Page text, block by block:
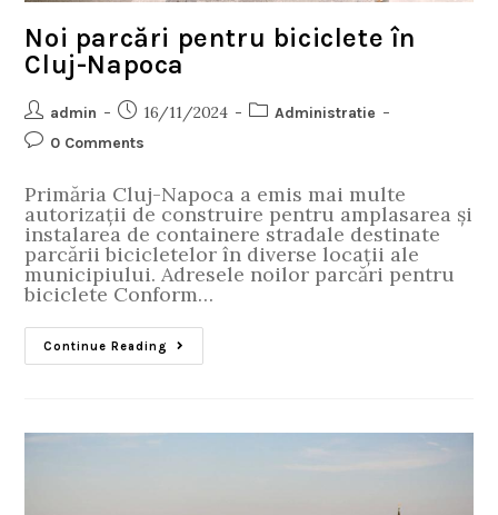
Noi parcări pentru biciclete în
Cluj-Napoca
admin 16/11/2024
Administratie
0 Comments
Primăria Cluj-Napoca a emis mai multe
autorizații de construire pentru amplasarea și
instalarea de containere stradale destinate
parcării bicicletelor în diverse locații ale
municipiului. Adresele noilor parcări pentru
biciclete Conform…
Continue Reading